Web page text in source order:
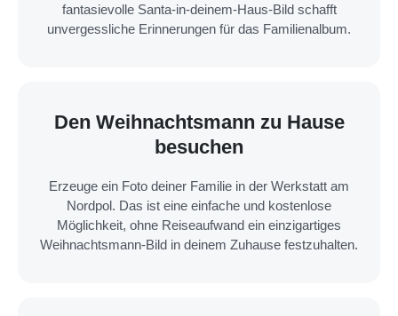
fantasievolle Santa-in-deinem-Haus-Bild schafft
unvergessliche Erinnerungen für das Familienalbum.
Den Weihnachtsmann zu Hause
besuchen
Erzeuge ein Foto deiner Familie in der Werkstatt am
Nordpol. Das ist eine einfache und kostenlose
Möglichkeit, ohne Reiseaufwand ein einzigartiges
Weihnachtsmann-Bild in deinem Zuhause festzuhalten.